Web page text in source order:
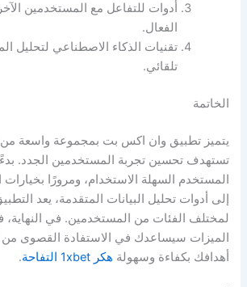
أدوات للتفاعل مع المستخدمين
الفعال.
تقنيات الذكاء الاصطناعي لتحليل
تلقائي.
الخاتمة
يتميز تطبيق وان اكس بت بمجموعة واسعة من
تستهدف تحسين تجربة المستخدمين الجدد.
المستخدم السهلة الاستخدام، ومرورًا
إلى أدوات تحليل البيانات المتقدمة، يعد
لمختلف الفئات من المستخدمين. في
الميزات سيساعدك في الاستفادة القصوى من
أهدافك بكفاءة وسهولة هكر 1xbet التفاحة .